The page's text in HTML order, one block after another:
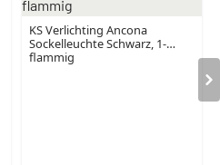
KS Verlichting Ancona
Sockelleuchte Schwarz, 1-
flammig